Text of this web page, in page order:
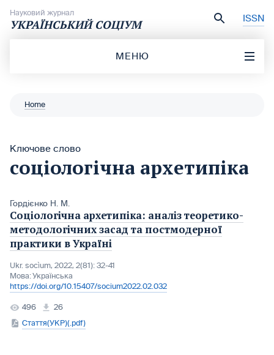
Науковий журнал
УКРАЇНСЬКИЙ СОЦІУМ ISSN
МЕНЮ
Home
Ключове слово
соціологічна архетипіка
Гордієнко Н. М.
Соціологічна архетипіка: аналіз теоретико-
методологічних засад та постмодерної
практики в Україні
Ukr. socìum, 2022, 2(81): 32-41
Мова:Українська
https://doi.org/10.15407/socium2022.02.032
496
26
Стаття(УКР)(.pdf)